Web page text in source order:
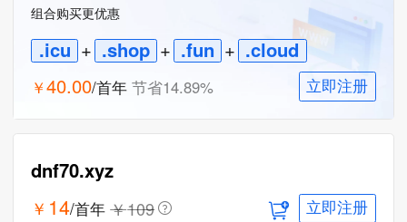
组合购买更优惠
.icu + .shop + .fun + .cloud
￥40.00/首年 节省14.89% 立即注册
dnf70.xyz
￥ 14/首年 ￥109 立即注册